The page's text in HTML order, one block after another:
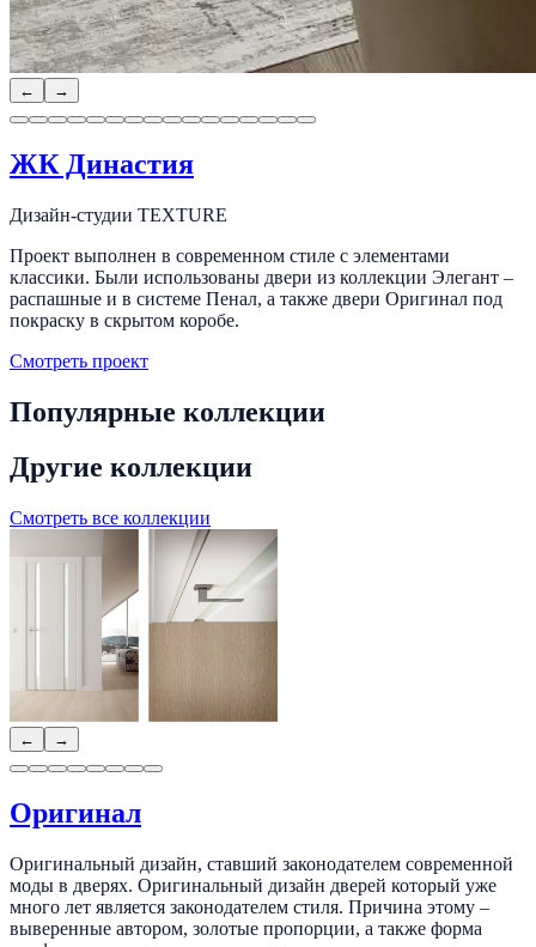
← →
ЖК Династия
Дизайн-студии TEXTURE
Проект выполнен в современном стиле с элементами
классики. Были использованы двери из коллекции Элегант –
распашные и в системе Пенал, а также двери Оригинал под
покраску в скрытом коробе.
Смотреть проект
Популярные коллекции
Другие коллекции
Смотреть все коллекции
← →
Оригинал
Оригинальный дизайн, ставший законодателем современной
моды в дверях. Оригинальный дизайн дверей который уже
много лет является законодателем стиля. Причина этому –
выверенные автором, золотые пропорции, а также форма